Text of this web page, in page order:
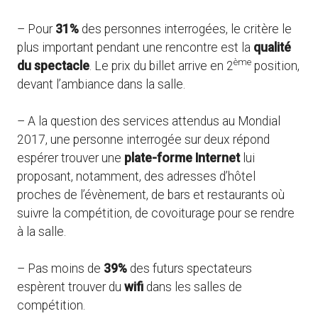
– Pour31% des personnes interrogées, le critère le
plus important pendant une rencontre est la qualité
du spectacle . Le prix du billet arrive en 2ème position,
devant l’ambiance dans la salle.
– A la question des services attendus au Mondial
2017, une personne interrogée sur deux répond
espérer trouver une plate-forme Internetlui
proposant, notamment, des adresses d’hôtel
proches de l’évènement, de bars et restaurants où
suivre la compétition, de covoiturage pour se rendre
à la salle.
– Pas moins de 39% des futurs spectateurs
espèrent trouver du wifi dans les salles de
compétition.